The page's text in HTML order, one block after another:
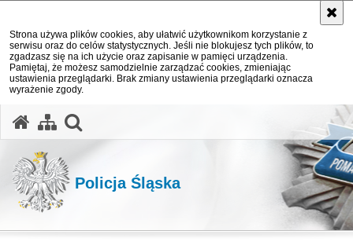
Strona używa plików cookies, aby ułatwić użytkownikom korzystanie z
serwisu oraz do celów statystycznych. Jeśli nie blokujesz tych plików, to
zgadzasz się na ich użycie oraz zapisanie w pamięci urządzenia.
Pamiętaj, że możesz samodzielnie zarządzać cookies, zmieniając
ustawienia przeglądarki. Brak zmiany ustawienia przeglądarki oznacza
wyrażenie zgody.
Policja Śląska